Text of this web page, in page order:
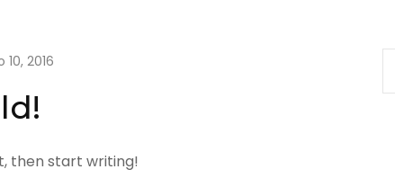
2016
then start writing!